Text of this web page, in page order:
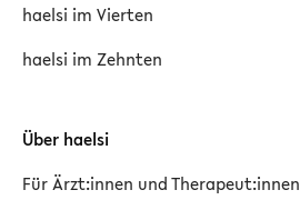
haelsi im Vierten
haelsi im Zehnten
Über haelsi
Für Ärzt:innen und Therapeut:innen